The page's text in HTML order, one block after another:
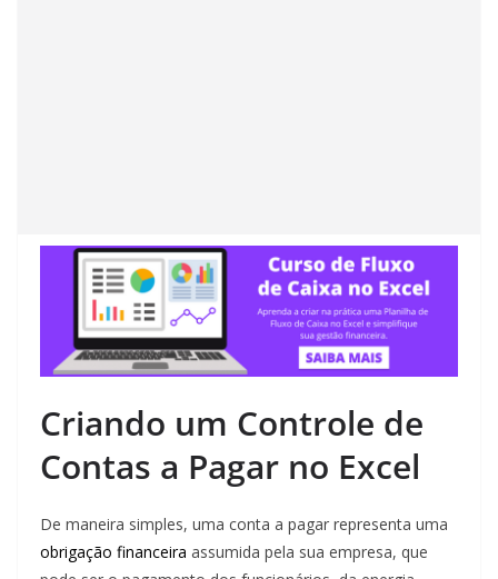
Criando um Controle de
Contas a Pagar no Excel
De maneira simples, uma conta a pagar representa uma
obrigação financeira assumida pela sua empresa, que